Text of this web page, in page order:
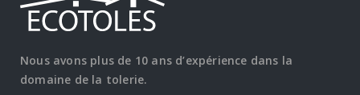
Nous avons plus de 10 ans d’expérience dans la
domaine de la tolerie.